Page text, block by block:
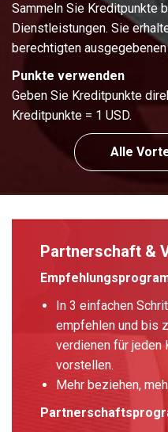
Sammeln Sie Kreditpunkte
Dienstleistungen. Sie
berechtigten ausgegebenen
Punkte verwenden
Geben Sie Kreditpunkte
Kreditpunkte = 1 USD.
Alle
Partnerschaft &
In 3 einfachen
empfehlen und bis
verdienen für jeden
vorstellen.
Mehr beziehen,